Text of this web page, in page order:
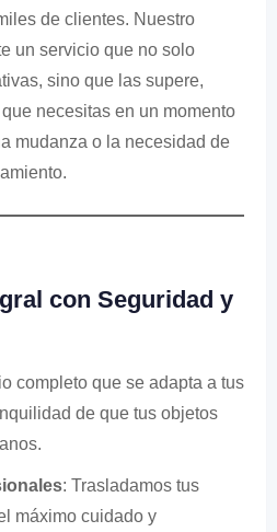
de clientes. Nuestro
un servicio que no solo
sino que las supere,
necesitas en un momento
mudanza o la necesidad de
con Seguridad y
completo que se adapta a tus
de que tus objetos
: Trasladamos tus
máximo cuidado y